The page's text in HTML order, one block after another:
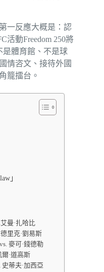
一反應大概是：認
活動Freedom 250將
是體育館、不是球
情咨文、接待外國
籠擂台。
」
曼·扎哈比
里克·劉易斯
麥可·錢德勒
·道高斯
蒂夫·加西亞